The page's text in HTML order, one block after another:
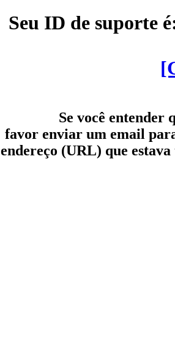
Seu ID de suporte
Se você entender
favor enviar um email
endereço (URL) que